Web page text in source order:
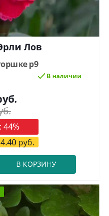
Лов
р9
В наличии
44%
4.40руб.
В КОРЗИНУ